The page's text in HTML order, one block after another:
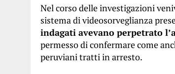
Nel corso delle investigazioni
sistema di videosorveglianza
indagati avevano perpetrato
permesso di confermare come
peruviani tratti in arresto.